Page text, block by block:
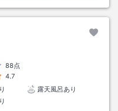
88点
4.7
露天風呂あり